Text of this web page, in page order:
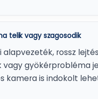
telik vagy szagosodik
alapvezeték, rossz
vagy gyökérprobléma
kamera is indokolt